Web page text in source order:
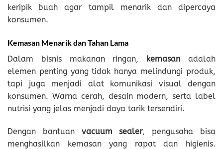
keripik buah agar tampil menarik dan dipercaya
konsumen.
Kemasan Menarik dan Tahan Lama
Dalam bisnis makanan ringan, kemasan adalah
elemen penting yang tidak hanya melindungi produk,
tapi juga menjadi alat komunikasi visual dengan
konsumen. Warna cerah, desain modern, serta label
nutrisi yang jelas menjadi daya tarik tersendiri.
Dengan bantuan vacuum sealer, pengusaha bisa
menghasilkan kemasan yang rapat dan higienis.